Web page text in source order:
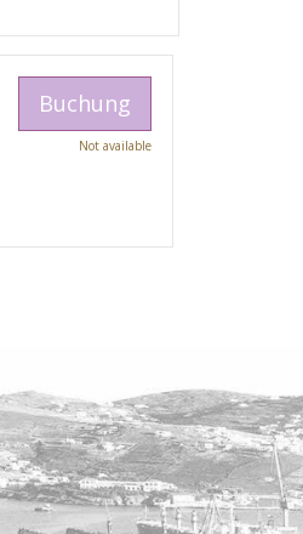
Buchung
Not available